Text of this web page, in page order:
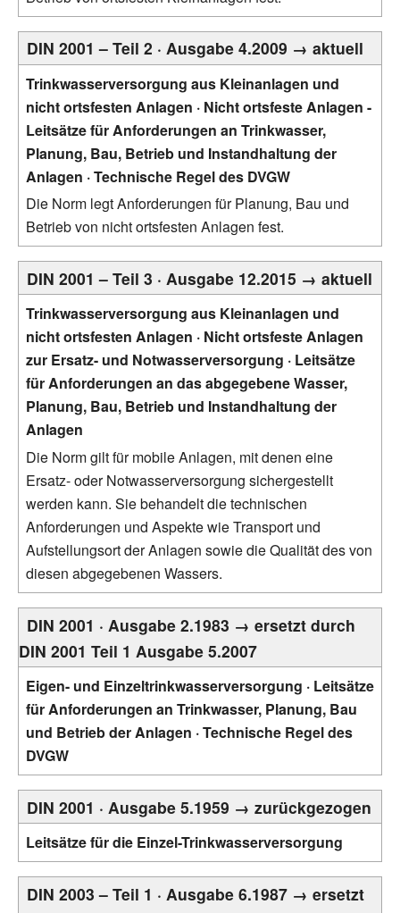
DIN 2001 – Teil 2 · Ausgabe 4.2009 → aktuell
Trinkwasserversorgung aus Kleinanlagen und
nicht ortsfesten Anlagen · Nicht ortsfeste Anlagen -
Leitsätze für Anforderungen an Trinkwasser,
Planung, Bau, Betrieb und Instandhaltung der
Anlagen · Technische Regel des DVGW
Die Norm legt Anforderungen für Planung, Bau und
Betrieb von nicht ortsfesten Anlagen fest.
DIN 2001 – Teil 3 · Ausgabe 12.2015 → aktuell
Trinkwasserversorgung aus Kleinanlagen und
nicht ortsfesten Anlagen · Nicht ortsfeste Anlagen
zur Ersatz- und Notwasserversorgung · Leitsätze
für Anforderungen an das abgegebene Wasser,
Planung, Bau, Betrieb und Instandhaltung der
Anlagen
Die Norm gilt für mobile Anlagen, mit denen eine
Ersatz- oder Notwasserversorgung sichergestellt
werden kann. Sie behandelt die technischen
Anforderungen und Aspekte wie Transport und
Aufstellungsort der Anlagen sowie die Qualität des von
diesen abgegebenen Wassers.
DIN 2001 · Ausgabe 2.1983 → ersetzt durch
DIN 2001 Teil 1 Ausgabe 5.2007
Eigen- und Einzeltrinkwasserversorgung · Leitsätze
für Anforderungen an Trinkwasser, Planung, Bau
und Betrieb der Anlagen · Technische Regel des
DVGW
DIN 2001 · Ausgabe 5.1959 → zurückgezogen
Leitsätze für die Einzel-Trinkwasserversorgung
DIN 2003 – Teil 1 · Ausgabe 6.1987 → ersetzt